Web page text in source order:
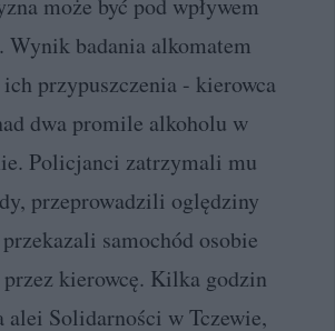
może być pod wpływem
Wynik badania alkomatem
przypuszczenia - kierowca
dwa promile alkoholu w
Policjanci zatrzymali mu
przeprowadzili oględziny
samochód osobie
przez kierowcę. Kilka godzin
alei Solidarności w Tczewie,